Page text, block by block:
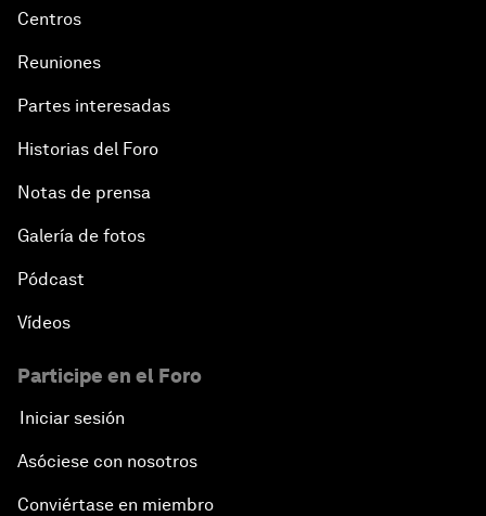
Centros
Reuniones
Partes interesadas
Historias del Foro
Notas de prensa
Galería de fotos
Pódcast
Vídeos
Participe en el Foro
Iniciar sesión
Asóciese con nosotros
Conviértase en miembro